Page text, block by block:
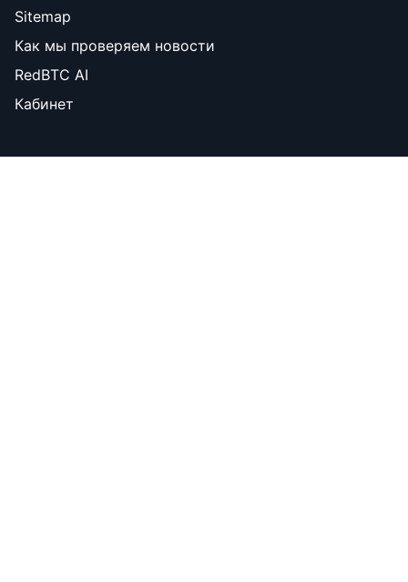
Sitemap
Как мы проверяем новости
RedBTC AI
Кабинет